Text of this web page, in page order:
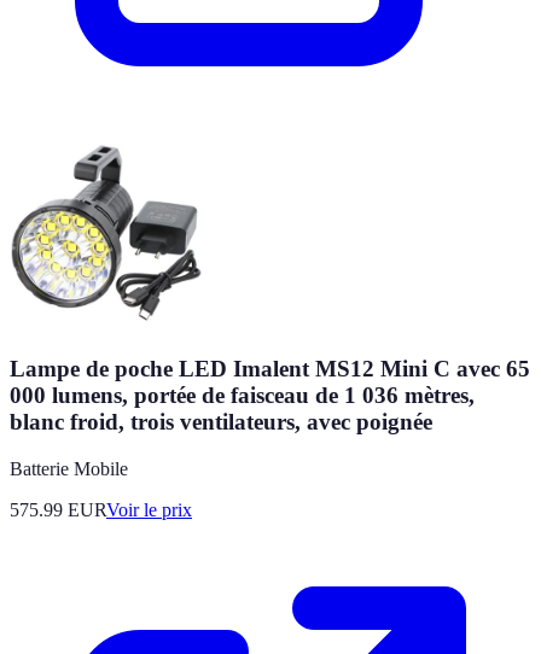
Lampe de poche LED Imalent MS12 Mini C avec 65
000 lumens, portée de faisceau de 1 036 mètres,
blanc froid, trois ventilateurs, avec poignée
Batterie Mobile
575.99 EURVoir le prix